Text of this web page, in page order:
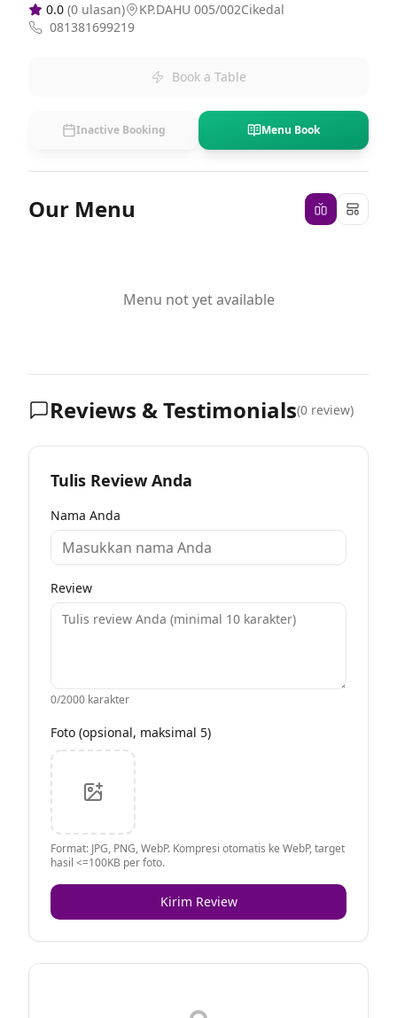
0.0 (0 ulasan)
KP.DAHU 005/002Cikedal
081381699219
Book a Table
Inactive Booking Menu Book
Our Menu
Menu not yet available
Reviews & Testimonials(0 review)
Tulis Review Anda
Nama Anda
Review
0/2000 karakter
Foto (opsional, maksimal 5)
Format: JPG, PNG, WebP. Kompresi otomatis ke WebP, target
hasil <=100KB per foto.
Kirim Review